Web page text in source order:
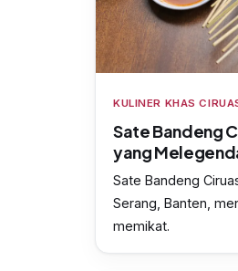
KULINER KHAS
Sate Bandeng
yang
Sate Bandeng
Serang, Banten,
memikat.